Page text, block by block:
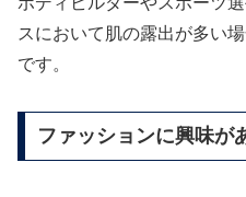
スにおいて肌の露出が多い
です。
ファッションに興味が